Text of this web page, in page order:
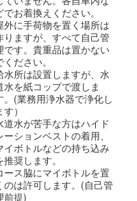
でお着換えください。
に手荷物を置く場所は
りますが、すべて自己管
です。貴重品は置かない
ください。
所は設置しますが、水
水を紙コップで渡しま
。(業務用浄水器で浄化し
す）
道水が苦手な方はハイド
ーションベストの着用、
イボトルなどの持ち込み
推奨します。
ース脇にマイボトルを置
のは許可します。(自己管
前提)